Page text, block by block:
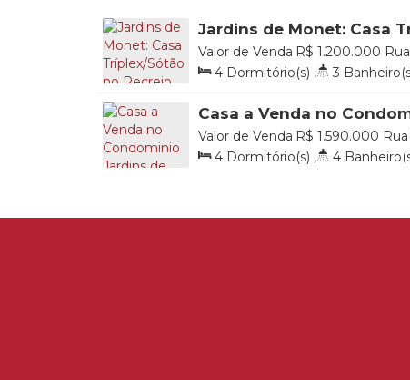
Jardins de Monet: Casa
Recreio dosR$ 1.200.000
Valor de Venda
Fernandes, 1001, Rua Dr Crespo,
Bandeirantes, Rio de Janeiro, Rio
4 Dormitório(s) , 3
Total: 190.00m² , 3 Vaga(s) ,
Casa a Venda no
Monet no Recreio com 4
R$ 1.590.000
Valor de Venda
1001, 22790-901, Recreio dos
Rio de Janeiro, Brasil
4 Dormitório(s) , 4